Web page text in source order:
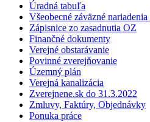
Úradná tabuľa
Všeobecné záväzné
Zápisnice zo zasadnutia OZ
Finančné dokumenty
Verejné obstarávanie
Povinné zverejňovanie
Územný plán
Verejná kanalizácia
Zverejnene.sk do 31.3.2022
Zmluvy, Faktúry, Objednávky
Ponuka práce